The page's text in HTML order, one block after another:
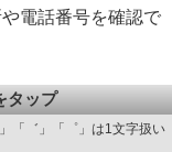
電話番号を確認で
タップ
「゛」「゜」は1文字扱い